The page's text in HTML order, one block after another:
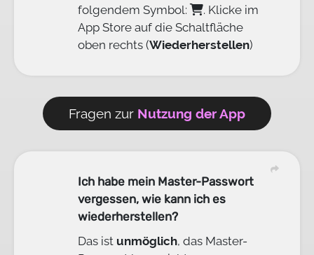
folgendem Symbol:
. Klicke im
App Store auf die Schaltfläche
oben rechts (Wiederherstellen)
Fragen zur Nutzung der App
Ich habe mein Master-Passwort
vergessen, wie kann ich es
wiederherstellen?
Das ist unmöglich, das Master-